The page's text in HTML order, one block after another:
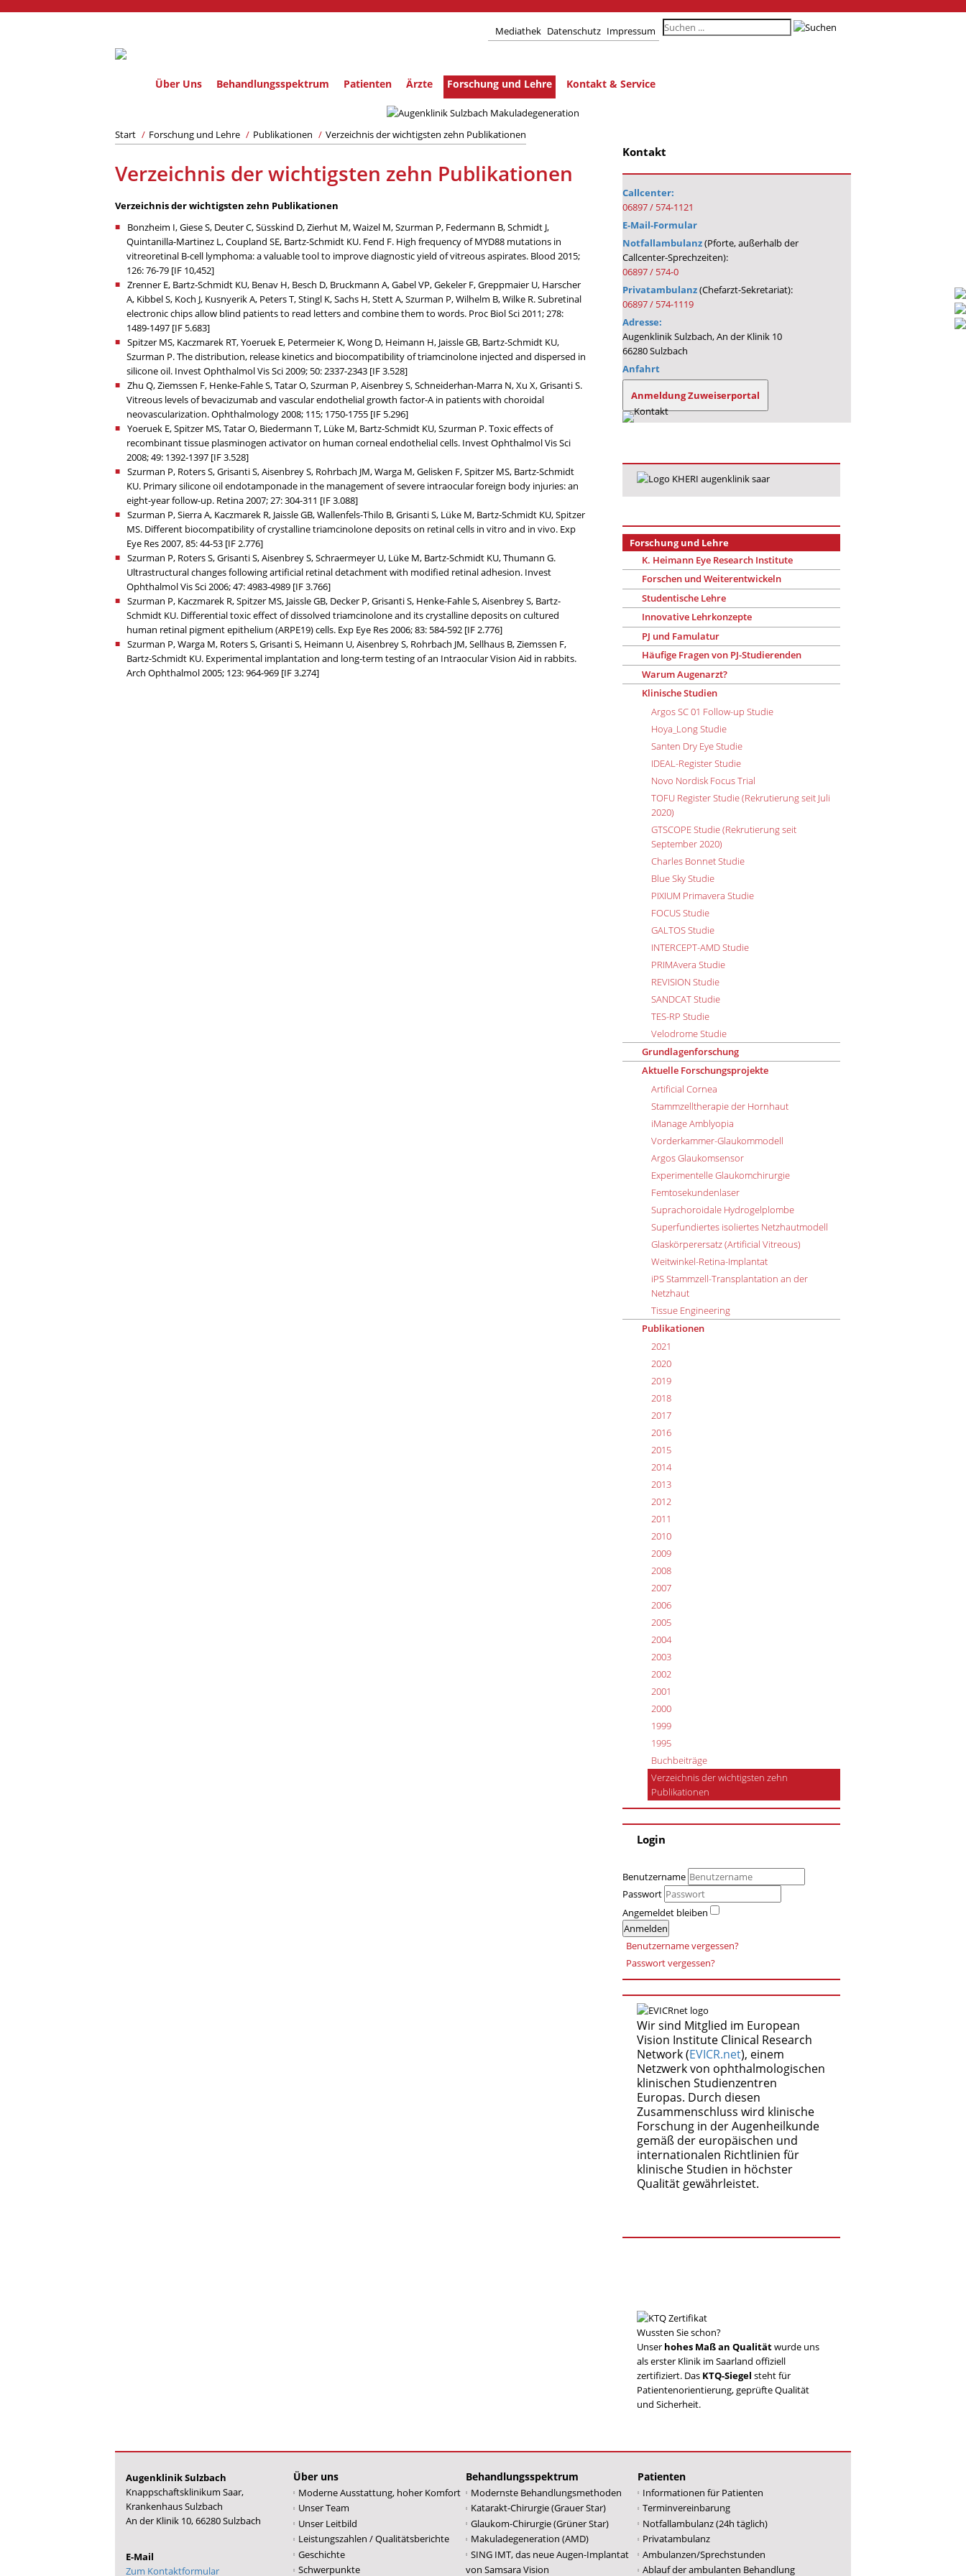
Mediathek Datenschutz Impressum
Über Uns Behandlungsspektrum Patienten Ärzte Forschung und Lehre Kontakt & Service
Start / Forschung und Lehre / Publikationen / Verzeichnis der wichtigsten zehn Publikationen
Verzeichnis der wichtigsten zehn Publikationen
Verzeichnis der wichtigsten zehn Publikationen
Bonzheim I, Giese S, Deuter C, Süsskind D, Zierhut M, Waizel M, Szurman P, Federmann B, Schmidt J,
Quintanilla-Martinez L, Coupland SE, Bartz-Schmidt KU. Fend F. High frequency of MYD88 mutations in
vitreoretinal B-cell lymphoma: a valuable tool to improve diagnostic yield of vitreous aspirates. Blood 2015;
126: 76-79 [IF 10,452]
Zrenner E, Bartz-Schmidt KU, Benav H, Besch D, Bruckmann A, Gabel VP, Gekeler F, Greppmaier U, Harscher
A, Kibbel S, Koch J, Kusnyerik A, Peters T, Stingl K, Sachs H, Stett A, Szurman P, Wilhelm B, Wilke R. Subretinal
electronic chips allow blind patients to read letters and combine them to words. Proc Biol Sci 2011; 278:
1489-1497 [IF 5.683]
Spitzer MS, Kaczmarek RT, Yoeruek E, Petermeier K, Wong D, Heimann H, Jaissle GB, Bartz-Schmidt KU,
Szurman P. The distribution, release kinetics and biocompatibility of triamcinolone injected and dispersed in
silicone oil. Invest Ophthalmol Vis Sci 2009; 50: 2337-2343 [IF 3.528]
Zhu Q, Ziemssen F, Henke-Fahle S, Tatar O, Szurman P, Aisenbrey S, Schneiderhan-Marra N, Xu X, Grisanti S.
Vitreous levels of bevacizumab and vascular endothelial growth factor-A in patients with choroidal
neovascularization. Ophthalmology 2008; 115; 1750-1755 [IF 5.296]
Yoeruek E, Spitzer MS, Tatar O, Biedermann T, Lüke M, Bartz-Schmidt KU, Szurman P. Toxic effects of
recombinant tissue plasminogen activator on human corneal endothelial cells. Invest Ophthalmol Vis Sci
2008; 49: 1392-1397 [IF 3.528]
Szurman P, Roters S, Grisanti S, Aisenbrey S, Rohrbach JM, Warga M, Gelisken F, Spitzer MS, Bartz-Schmidt
KU. Primary silicone oil endotamponade in the management of severe intraocular foreign body injuries: an
eight-year follow-up. Retina 2007; 27: 304-311 [IF 3.088]
Szurman P, Sierra A, Kaczmarek R, Jaissle GB, Wallenfels-Thilo B, Grisanti S, Lüke M, Bartz-Schmidt KU, Spitzer
MS. Different biocompatibility of crystalline triamcinolone deposits on retinal cells in vitro and in vivo. Exp
Eye Res 2007, 85: 44-53 [IF 2.776]
Szurman P, Roters S, Grisanti S, Aisenbrey S, Schraermeyer U, Lüke M, Bartz-Schmidt KU, Thumann G.
Ultrastructural changes following artificial retinal detachment with modified retinal adhesion. Invest
Ophthalmol Vis Sci 2006; 47: 4983-4989 [IF 3.766]
Szurman P, Kaczmarek R, Spitzer MS, Jaissle GB, Decker P, Grisanti S, Henke-Fahle S, Aisenbrey S, Bartz-
Schmidt KU. Differential toxic effect of dissolved triamcinolone and its crystalline deposits on cultured
human retinal pigment epithelium (ARPE19) cells. Exp Eye Res 2006; 83: 584-592 [IF 2.776]
Szurman P, Warga M, Roters S, Grisanti S, Heimann U, Aisenbrey S, Rohrbach JM, Sellhaus B, Ziemssen F,
Bartz-Schmidt KU. Experimental implantation and long-term testing of an Intraocular Vision Aid in rabbits.
Arch Ophthalmol 2005; 123: 964-969 [IF 3.274]
Kontakt
Callcenter:
06897 / 574-1121
E-Mail-Formular
Notfallambulanz(Pforte, außerhalb der
Callcenter-Sprechzeiten):
06897 / 574-0
Privatambulanz(Chefarzt-Sekretariat):
06897 / 574-1119
Adresse:
Augenklinik Sulzbach, An der Klinik 10
66280 Sulzbach
Anfahrt
Anmeldung Zuweiserportal
Forschung und Lehre
K. Heimann Eye Research Institute
Forschen und Weiterentwickeln
Studentische Lehre
Innovative Lehrkonzepte
PJ und Famulatur
Häufige Fragen von PJ-Studierenden
Warum Augenarzt?
Klinische Studien
Argos SC 01 Follow-up Studie
Hoya_Long Studie
Santen Dry Eye Studie
IDEAL-Register Studie
Novo Nordisk Focus Trial
TOFU Register Studie (Rekrutierung seit Juli
2020)
GTSCOPE Studie (Rekrutierung seit
September 2020)
Charles Bonnet Studie
Blue Sky Studie
PIXIUM Primavera Studie
FOCUS Studie
GALTOS Studie
INTERCEPT-AMD Studie
PRIMAvera Studie
REVISION Studie
SANDCAT Studie
TES-RP Studie
Velodrome Studie
Grundlagenforschung
Aktuelle Forschungsprojekte
Artificial Cornea
Stammzelltherapie der Hornhaut
iManage Amblyopia
Vorderkammer-Glaukommodell
Argos Glaukomsensor
Experimentelle Glaukomchirurgie
Femtosekundenlaser
Suprachoroidale Hydrogelplombe
Superfundiertes isoliertes Netzhautmodell
Glaskörperersatz (Artificial Vitreous)
Weitwinkel-Retina-Implantat
iPS Stammzell-Transplantation an der
Netzhaut
Tissue Engineering
Publikationen
2021
2020
2019
2018
2017
2016
2015
2014
2013
2012
2011
2010
2009
2008
2007
2006
2005
2004
2003
2002
2001
2000
1999
1995
Buchbeiträge
Verzeichnis der wichtigsten zehn
Publikationen
Login
Benutzername
Passwort
Angemeldet bleiben
Anmelden
Benutzername vergessen?
Passwort vergessen?
Wir sind Mitglied im European
Vision Institute Clinical Research
Network (EVICR.net), einem
Netzwerk von ophthalmologischen
klinischen Studienzentren
Europas. Durch diesen
Zusammenschluss wird klinische
Forschung in der Augenheilkunde
gemäß der europäischen und
internationalen Richtlinien für
klinische Studien in höchster
Qualität gewährleistet.
Wussten Sie schon?
Unser hohes Maß an Qualitätwurde uns
als erster Klinik im Saarland offiziell
zertifiziert. Das KTQ-Siegel steht für
Patientenorientierung, geprüfte Qualität
und Sicherheit.
Augenklinik Sulzbach
Knappschaftsklinikum Saar,
Krankenhaus Sulzbach
An der Klinik 10, 66280 Sulzbach
Zum Kontaktformular
Über uns
Moderne Ausstattung, hoher Komfort
Unser Team
Unser Leitbild
Leistungszahlen / Qualitätsberichte
Geschichte
Schwerpunkte
Behandlungsspektrum
Modernste Behandlungsmethoden
Katarakt-Chirurgie (Grauer Star)
Glaukom-Chirurgie (Grüner Star)
Makuladegeneration (AMD)
SING IMT, das neue Augen-Implantat
von Samsara Vision
Patienten
Informationen für Patienten
Terminvereinbarung
Notfallambulanz (24h täglich)
Privatambulanz
Ambulanzen/Sprechstunden
Ablauf der ambulanten Behandlung